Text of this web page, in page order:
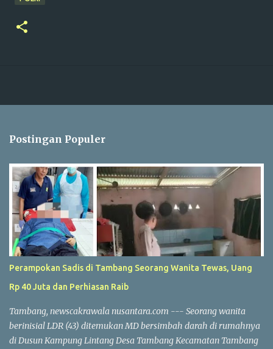
Postingan Populer
Perampokan Sadis di Tambang Seorang Wanita Tewas, Uang
Rp 40 Juta dan Perhiasan Raib
Tambang, newscakrawala nusantara.com --- Seorang wanita
berinisial LDR (43) ditemukan MD bersimbah darah di rumahnya
di Dusun Kampung Lintang Desa Tambang Kecamatan Tambang